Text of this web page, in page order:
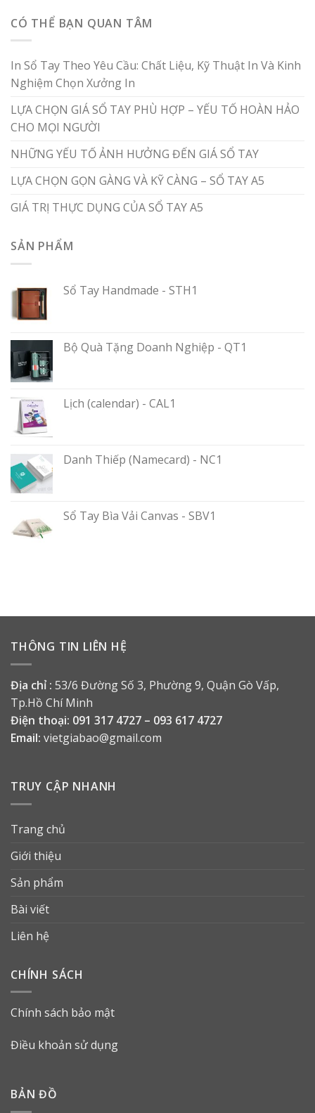
CÓ THỂ BẠN QUAN TÂM
In Sổ Tay Theo Yêu Cầu: Chất Liệu, Kỹ Thuật In Và Kinh
Nghiệm Chọn Xưởng In
LỰA CHỌN GIÁ SỔ TAY PHÙ HỢP – YẾU TỐ HOÀN HẢO
CHO MỌI NGƯỜI
NHỮNG YẾU TỐ ẢNH HƯỞNG ĐẾN GIÁ SỔ TAY
LỰA CHỌN GỌN GÀNG VÀ KỸ CÀNG – SỔ TAY A5
GIÁ TRỊ THỰC DỤNG CỦA SỔ TAY A5
SẢN PHẨM
Sổ Tay Handmade - STH1
Bộ Quà Tặng Doanh Nghiệp - QT1
Lịch (calendar) - CAL1
Danh Thiếp (Namecard) - NC1
Sổ Tay Bìa Vải Canvas - SBV1
THÔNG TIN LIÊN HỆ
Địa chỉ : 53/6 Đường Số 3, Phường 9, Quận Gò Vấp,
Tp.Hồ Chí Minh
Điện thoại: 091 317 4727 – 093 617 4727
Email: vietgiabao@gmail.com
TRUY CẬP NHANH
Trang chủ
Giới thiệu
Sản phẩm
Bài viết
Liên hệ
CHÍNH SÁCH
Chính sách bảo mật
Điều khoản sử dụng
BẢN ĐỒ